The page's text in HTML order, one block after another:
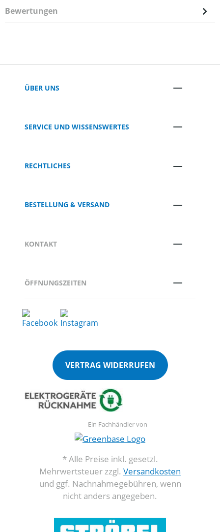
Bewertungen
ÜBER UNS
SERVICE UND WISSENSWERTES
RECHTLICHES
BESTELLUNG & VERSAND
KONTAKT
ÖFFNUNGSZEITEN
VERTRAG WIDERRUFEN
Ein Fachhändler von
* Alle Preise inkl. gesetzl.
Mehrwertsteuer zzgl. Versandkosten
und ggf. Nachnahmegebühren, wenn
nicht anders angegeben.